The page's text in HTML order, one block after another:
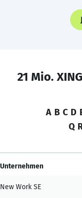
21 Mio.
A B C D
Q
Unternehmen
New Work SE